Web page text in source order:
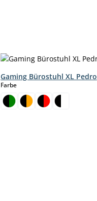
Gaming Bürostuhl XL Pedro
Farbeauswählen